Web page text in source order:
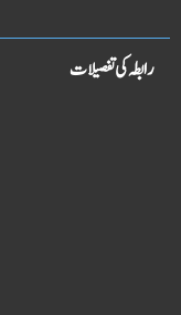
رابطہ کی تفصیلات